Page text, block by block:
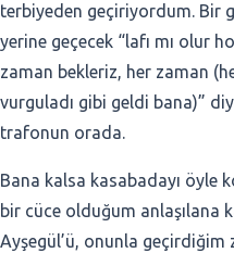
terbiyeden geçiriyordum. Bir
yerine geçecek “lafı mı olur
zaman bekleriz, her zaman
vurguladı gibi geldi bana)”
trafonun orada.
Bana kalsa kasabadayı öyle
bir cüce olduğum anlaşılana
Ayşegül’ü, onunla geçirdiğim